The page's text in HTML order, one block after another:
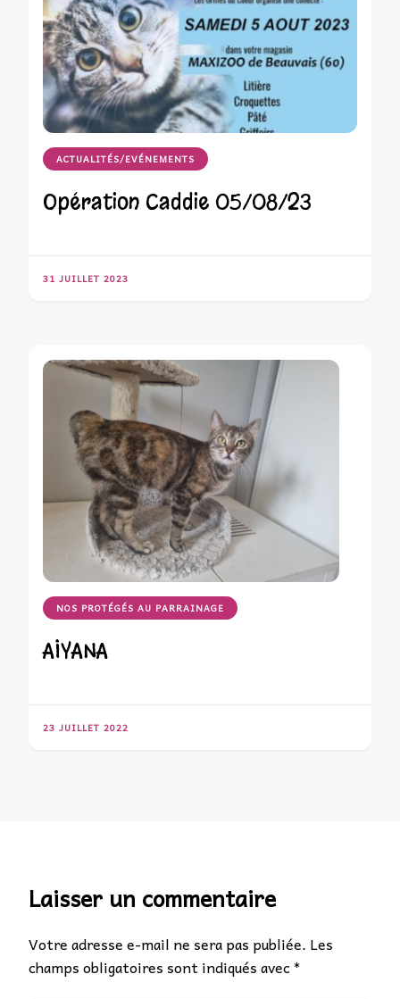
ACTUALITÉS/EVÉNEMENTS
Opération Caddie 05/08/23
31 JUILLET 2023
NOS PROTÉGÉS AU PARRAINAGE
AIYANA
23 JUILLET 2022
Laisser un commentaire
Votre adresse e-mail ne sera pas publiée. Les
champs obligatoires sont indiqués avec*